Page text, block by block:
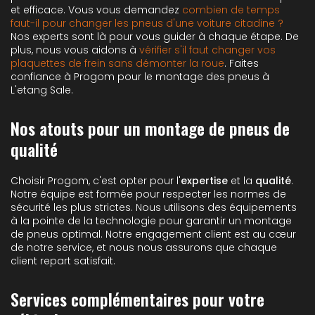
et efficace. Vous vous demandez combien de temps
faut-il pour changer les pneus d'une voiture citadine ?
Nos experts sont là pour vous guider à chaque étape. De
plus, nous vous aidons à vérifier s'il faut changer vos
plaquettes de frein sans démonter la roue. Faites
confiance à Progom pour le montage des pneus à
L'etang Sale.
Nos atouts pour un montage de pneus de
qualité
Choisir Progom, c'est opter pour l'expertise et la qualité.
Notre équipe est formée pour respecter les normes de
sécurité les plus strictes. Nous utilisons des équipements
à la pointe de la technologie pour garantir un montage
de pneus optimal. Notre engagement client est au cœur
de notre service, et nous nous assurons que chaque
client repart satisfait.
Services complémentaires pour votre